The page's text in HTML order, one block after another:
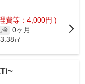
費等：4,000円 )
金 0ヶ月
㎡